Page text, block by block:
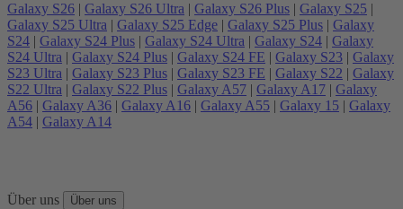
Galaxy S26 | Galaxy S26 Ultra | Galaxy S26 Plus | Galaxy S25 |
Galaxy S25 Ultra | Galaxy S25 Edge | Galaxy S25 Plus | Galaxy
S24 | Galaxy S24 Plus | Galaxy S24 Ultra | Galaxy S24 | Galaxy
S24 Ultra | Galaxy S24 Plus | Galaxy S24 FE | Galaxy S23 | Galaxy
S23 Ultra | Galaxy S23 Plus | Galaxy S23 FE | Galaxy S22 | Galaxy
S22 Ultra | Galaxy S22 Plus | Galaxy A57 | Galaxy A17 | Galaxy
A56 | Galaxy A36 | Galaxy A16 | Galaxy A55 | Galaxy 15 | Galaxy
A54 | Galaxy A14
Über uns Über uns